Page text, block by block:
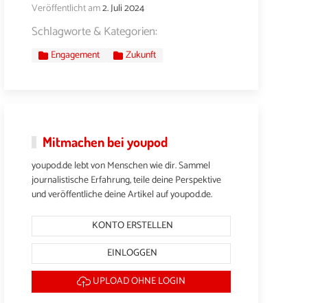
Veröffentlicht am2. Juli 2024
Schlagworte & Kategorien:
Engagement Zukunft
Mitmachen bei youpod
youpod.de lebt von Menschen wie dir. Sammel
journalistische Erfahrung, teile deine Perspektive
und veröffentliche deine Artikel auf youpod.de.
KONTO ERSTELLEN
EINLOGGEN
UPLOAD OHNE LOGIN